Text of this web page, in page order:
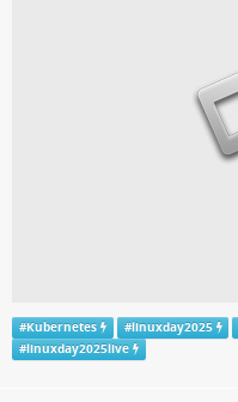
#Kubernetes #linuxday2025
#linuxday2025live